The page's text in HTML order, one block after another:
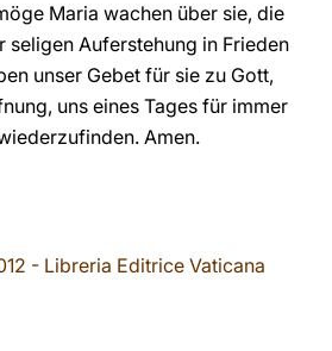
Maria wachen über sie, die
seligen Auferstehung in Frieden
unser Gebet für sie zu Gott,
uns eines Tages für immer
Amen.
- Libreria Editrice Vaticana